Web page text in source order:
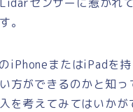
。
iPhoneまたはiPadを
方ができるのかと知っ
を考えてみてはいかが